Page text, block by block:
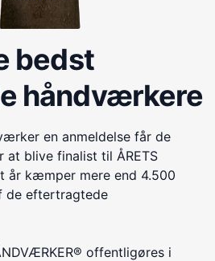
bedst
håndværkere
en anmeldelse får de
at blive finalist til ÅRETS
år kæmper mere end 4.500
de eftertragtede
offentligøres i